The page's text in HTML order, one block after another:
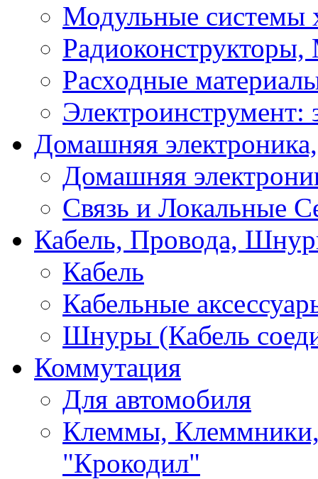
Модульные системы
Расходные
Электроинструмент:
Домашняя
Домашняя
Связь и Локальные
Кабель, Провода,
Кабель
Кабельные
Шнуры (Кабель
Коммутация
Для автомобиля
Клеммы,
"Крокодил"